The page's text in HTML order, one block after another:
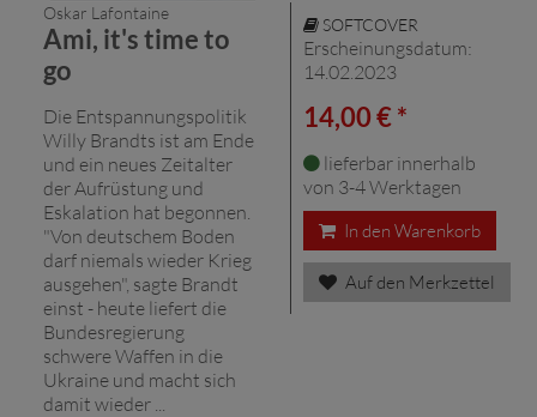
Oskar Lafontaine
Ami, it's time to
go
Die Entspannungspolitik
Willy Brandts ist am Ende
und ein neues Zeitalter
der Aufrüstung und
Eskalation hat begonnen.
"Von deutschem Boden
darf niemals wieder Krieg
ausgehen", sagte Brandt
einst - heute liefert die
Bundesregierung
schwere Waffen in die
Ukraine und macht sich
damit wieder ...
SOFTCOVER
Erscheinungsdatum:
14.02.2023
14,00 € *
lieferbar innerhalb
von 3-4 Werktagen
In den Warenkorb
Auf den Merkzettel